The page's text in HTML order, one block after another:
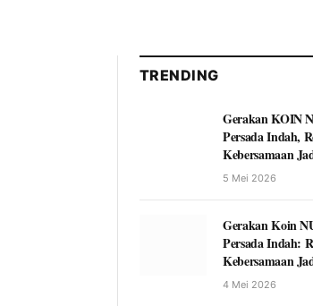
TRENDING
Gerakan KOIN
Persada Indah,
Kebersamaan
5 Mei 2026
Gerakan Koin
Persada Indah:
Kebersamaan
4 Mei 2026